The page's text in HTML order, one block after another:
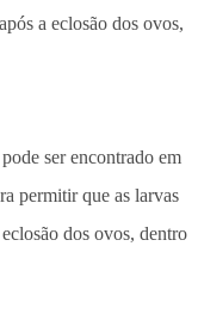
ser encontrado em
permitir que as larvas
dos ovos, dentro